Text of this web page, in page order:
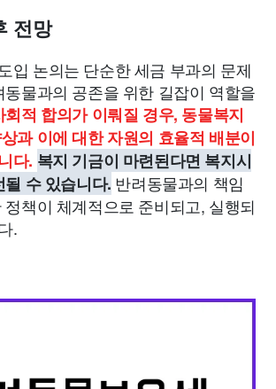
전망
입 논의는 단순한 세금 부과의 문제
물과의 공존을 위한 길잡이 역할을
회적 합의가 이뤄질 경우, 동물복지
과 이에 대한 자원의 효율적 배분이
다. 복지 기금이 마련된다면 복지시
수 있습니다. 반려동물과의 책임
책이 체계적으로 준비되고, 실행되
.